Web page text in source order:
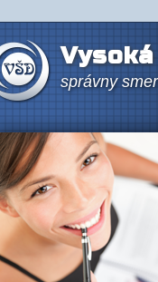
správny